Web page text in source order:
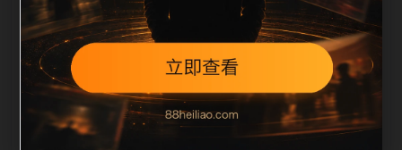
真实用户顺着栏目继续浏览。同站连续更新时避免重复
标题和重复首段，优先补充不同关键词、不同栏目词和
不同问题角度。栏目页则保留清晰入口，方便后续专题
自动归集。发布后按真实浏览器复查首屏、图片、跳转
体验、相关推荐和加载速度。